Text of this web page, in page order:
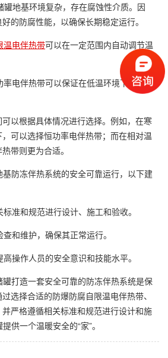
罐地基环境复杂，存在腐蚀性介质。因
的防腐性能，以确保长期稳定运行。
温电伴热带可以在一定范围内自动调节温
电伴热带可以保证在低温环境下提供稳
以根据具体情况进行选择。例如，在寒
可以选择恒功率电伴热带；而在相对温
带则更为合适。
防冻伴热系统的安全可靠运行，以下建
准和规范进行设计、施工和验收。
和维护，确保其正常运行。
操作人员的安全意识和技能水平。
打造一套安全可靠的防冻伴热系统是保
选择合适的防爆防腐自限温电伴热带、
严格遵循相关标准和规范进行设计和施
供一个温暖安全的“家”。